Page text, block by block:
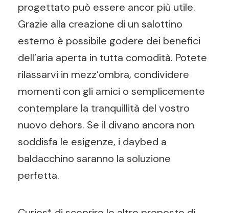
progettato può essere ancor più utile.
Grazie alla creazione di un salottino
esterno è possibile godere dei benefici
dell’aria aperta in tutta comodità. Potete
rilassarvi in mezz’ombra, condividere
momenti con gli amici o semplicemente
contemplare la tranquillità del vostro
nuovo dehors. Se il divano ancora non
soddisfa le esigenze, i daybed a
baldacchino saranno la soluzione
perfetta.